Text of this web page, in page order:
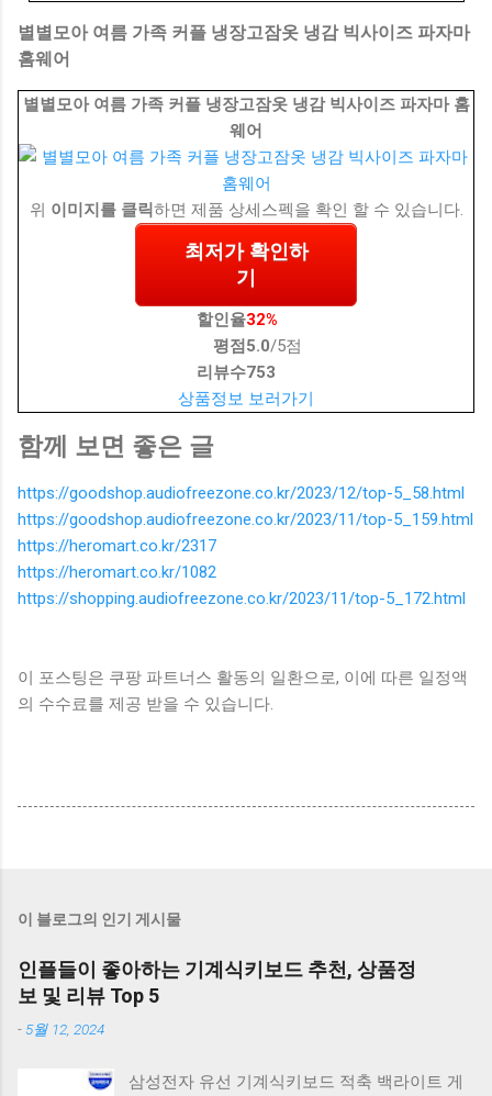
별별모아 여름 가족 커플 냉장고잠옷 냉감 빅사이즈 파자마
홈웨어
별별모아 여름 가족 커플 냉장고잠옷 냉감 빅사이즈 파자마 홈
웨어
위 이미지를 클릭하면 제품 상세스펙을 확인 할 수 있습니다.
최저가 확인하
기
할인율32%
평점 5.0/5점
리뷰수753
상품정보 보러가기
함께 보면 좋은 글
https://goodshop.audiofreezone.co.kr/2023/12/top-5_58.html
https://goodshop.audiofreezone.co.kr/2023/11/top-5_159.html
https://heromart.co.kr/2317
https://heromart.co.kr/1082
https://shopping.audiofreezone.co.kr/2023/11/top-5_172.html
이 포스팅은 쿠팡 파트너스 활동의 일환으로, 이에 따른 일정액
의 수수료를 제공 받을 수 있습니다.
이 블로그의 인기 게시물
인플들이 좋아하는 기계식키보드 추천, 상품정
보 및 리뷰 Top 5
- 5월 12, 2024
삼성전자 유선 기계식키보드 적축 백라이트 게